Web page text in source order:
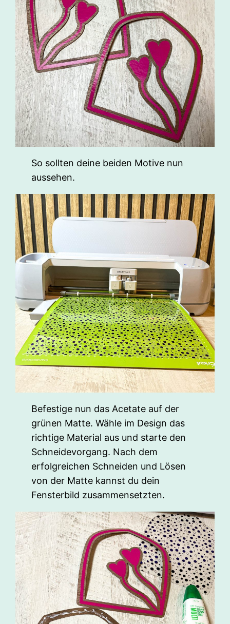
So sollten deine beiden Motive nun
aussehen.
Befestige nun das Acetate auf der
grünen Matte. Wähle im Design das
richtige Material aus und starte den
Schneidevorgang. Nach dem
erfolgreichen Schneiden und Lösen
von der Matte kannst du dein
Fensterbild zusammensetzten.